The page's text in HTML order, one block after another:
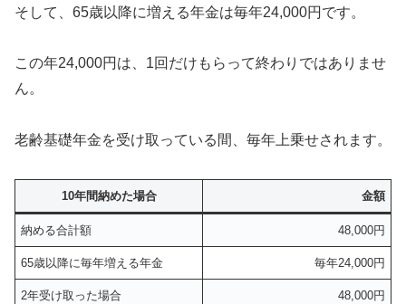
そして、65歳以降に増える年金は毎年24,000円です。
この年24,000円は、1回だけもらって終わりではありませ
ん。
老齢基礎年金を受け取っている間、毎年上乗せされます。
10年間納めた場合 金額
納める合計額 48,000円
65歳以降に毎年増える年金 毎年24,000円
2年受け取った場合 48,000円